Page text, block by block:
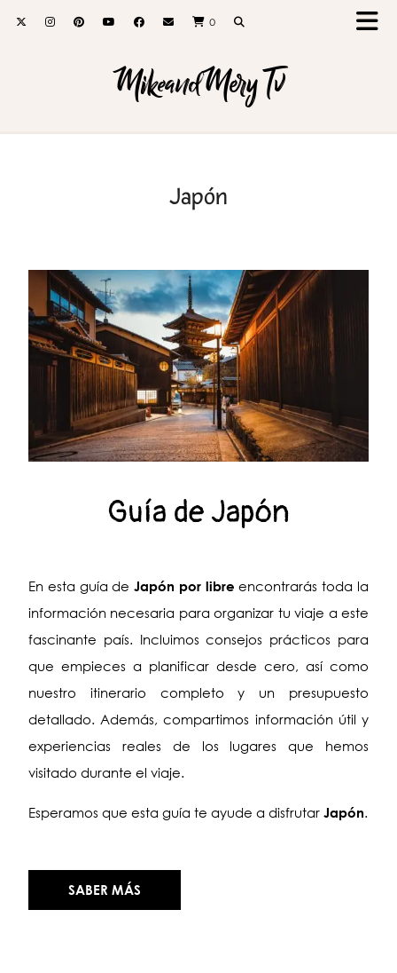
0
MikeandMery Tv
Japón
Guía de Japón
En esta guía deJapón por libre encontrarás toda la
información necesaria para organizar tu viaje a este
fascinante país. Incluimos consejos prácticos para
que empieces a planificar desde cero, así como
nuestro itinerario completo y un presupuesto
detallado. Además, compartimos información útil y
experiencias reales de los lugares que hemos
visitado durante el viaje.
Esperamos que esta guía te ayude a disfrutar Japón.
SABER MÁS